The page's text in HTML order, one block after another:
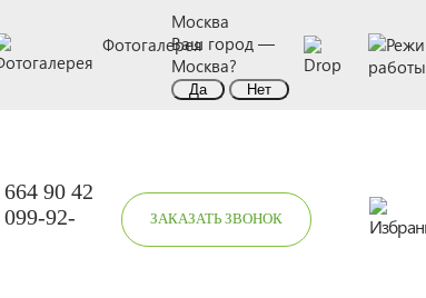
Фотогалерея
Москва
Ваш город —
Москва?
90 42
92-
ЗАКАЗАТЬ ЗВОНОК